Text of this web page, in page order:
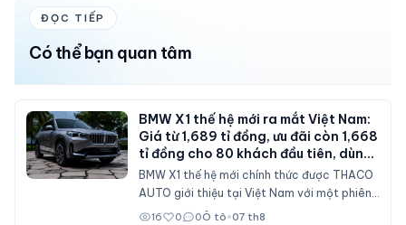
ĐỌC TIẾP
Có thể bạn quan tâm
BMW X1 thế hệ mới ra mắt Việt Nam:
Giá từ 1,689 tỉ đồng, ưu đãi còn 1,668
tỉ đồng cho 80 khách đầu tiên, dùng
máy 2.0 tăng áp 204 mã lực
BMW X1 thế hệ mới chính thức được THACO
AUTO giới thiệu tại Việt Nam với một phiên
bản sDrive20i. Mẫu SAV cỡ nhỏ được nâng
16 0 0Ô tô•07 th8